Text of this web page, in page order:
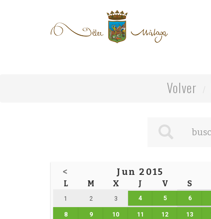
Volver
< Jun 2015
L M X J V S
1 2 3 4 5 6
8 9 10 11 12 13